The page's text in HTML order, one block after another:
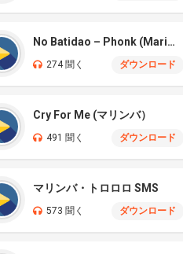
No Batidao – Phonk (Marimba)
274 聞く ダウンロード
Cry For Me (マリンバ）
491 聞く ダウンロード
マリンバ・トロロロ SMS
573 聞く ダウンロード